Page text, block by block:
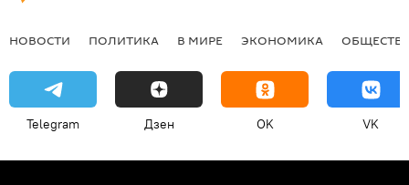
НОВОСТИ ПОЛИТИКА В МИРЕ ЭКОНОМИКА
Telegram Дзен OK VK